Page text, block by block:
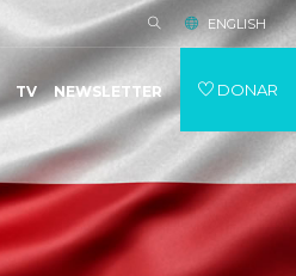
ENGLISH
TV NEWSLETTER DONAR